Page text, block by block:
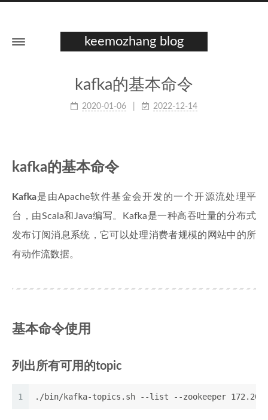
keemozhang blog
kafka的基本命令
2020-01-06 2022-12-14
kafka的基本命令
Kafka是由Apache软件基金会开发的一个开源流处理平
台，由Scala和Java编写。Kafka是一种高吞吐量的分布式
发布订阅消息系统，它可以处理消费者规模的网站中的所
有动作流数据。
基本命令使用
列出所有可用的topic
1 ./bin/kafka-topics.sh --list --zookeeper